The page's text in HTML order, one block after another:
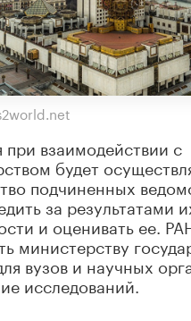
при взаимодействии с
будет
подчиненных
за результатами
и оценивать ее.
министерству
вузов и научных
исследований.